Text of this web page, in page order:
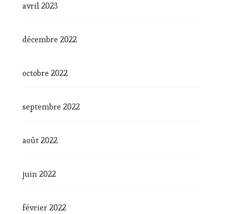
avril 2023
décembre 2022
octobre 2022
septembre 2022
août 2022
juin 2022
février 2022